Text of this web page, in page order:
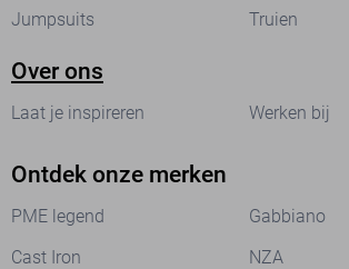
Jumpsuits
Truien
Over ons
Laat je inspireren Werken bij
Ontdek onze merken
PME legend
Gabbiano
Cast Iron
NZA